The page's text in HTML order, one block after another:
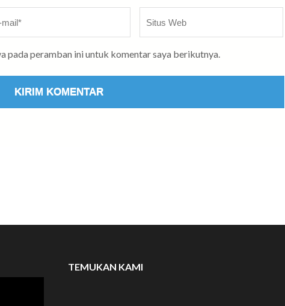
*
Web
pada peramban ini untuk komentar saya berikutnya.
TEMUKAN KAMI